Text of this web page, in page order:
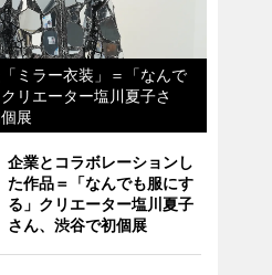
ミラー衣装」＝「なんで
リエーター塩川夏子さ
展
企業とコラボレーションし
た作品＝「なんでも服にす
る」クリエーター塩川夏子
さん、渋谷で初個展